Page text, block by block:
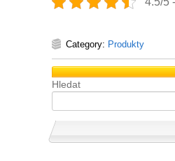
Category: Produkty
Hledat